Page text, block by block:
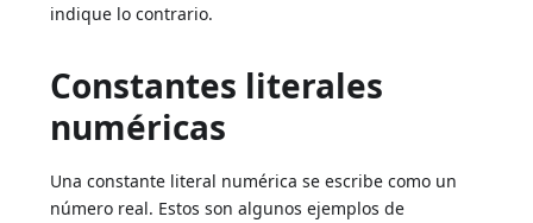
indique lo contrario.
Constantes literales
numéricas
Una constante literal numérica se escribe como un
número real. Estos son algunos ejemplos de